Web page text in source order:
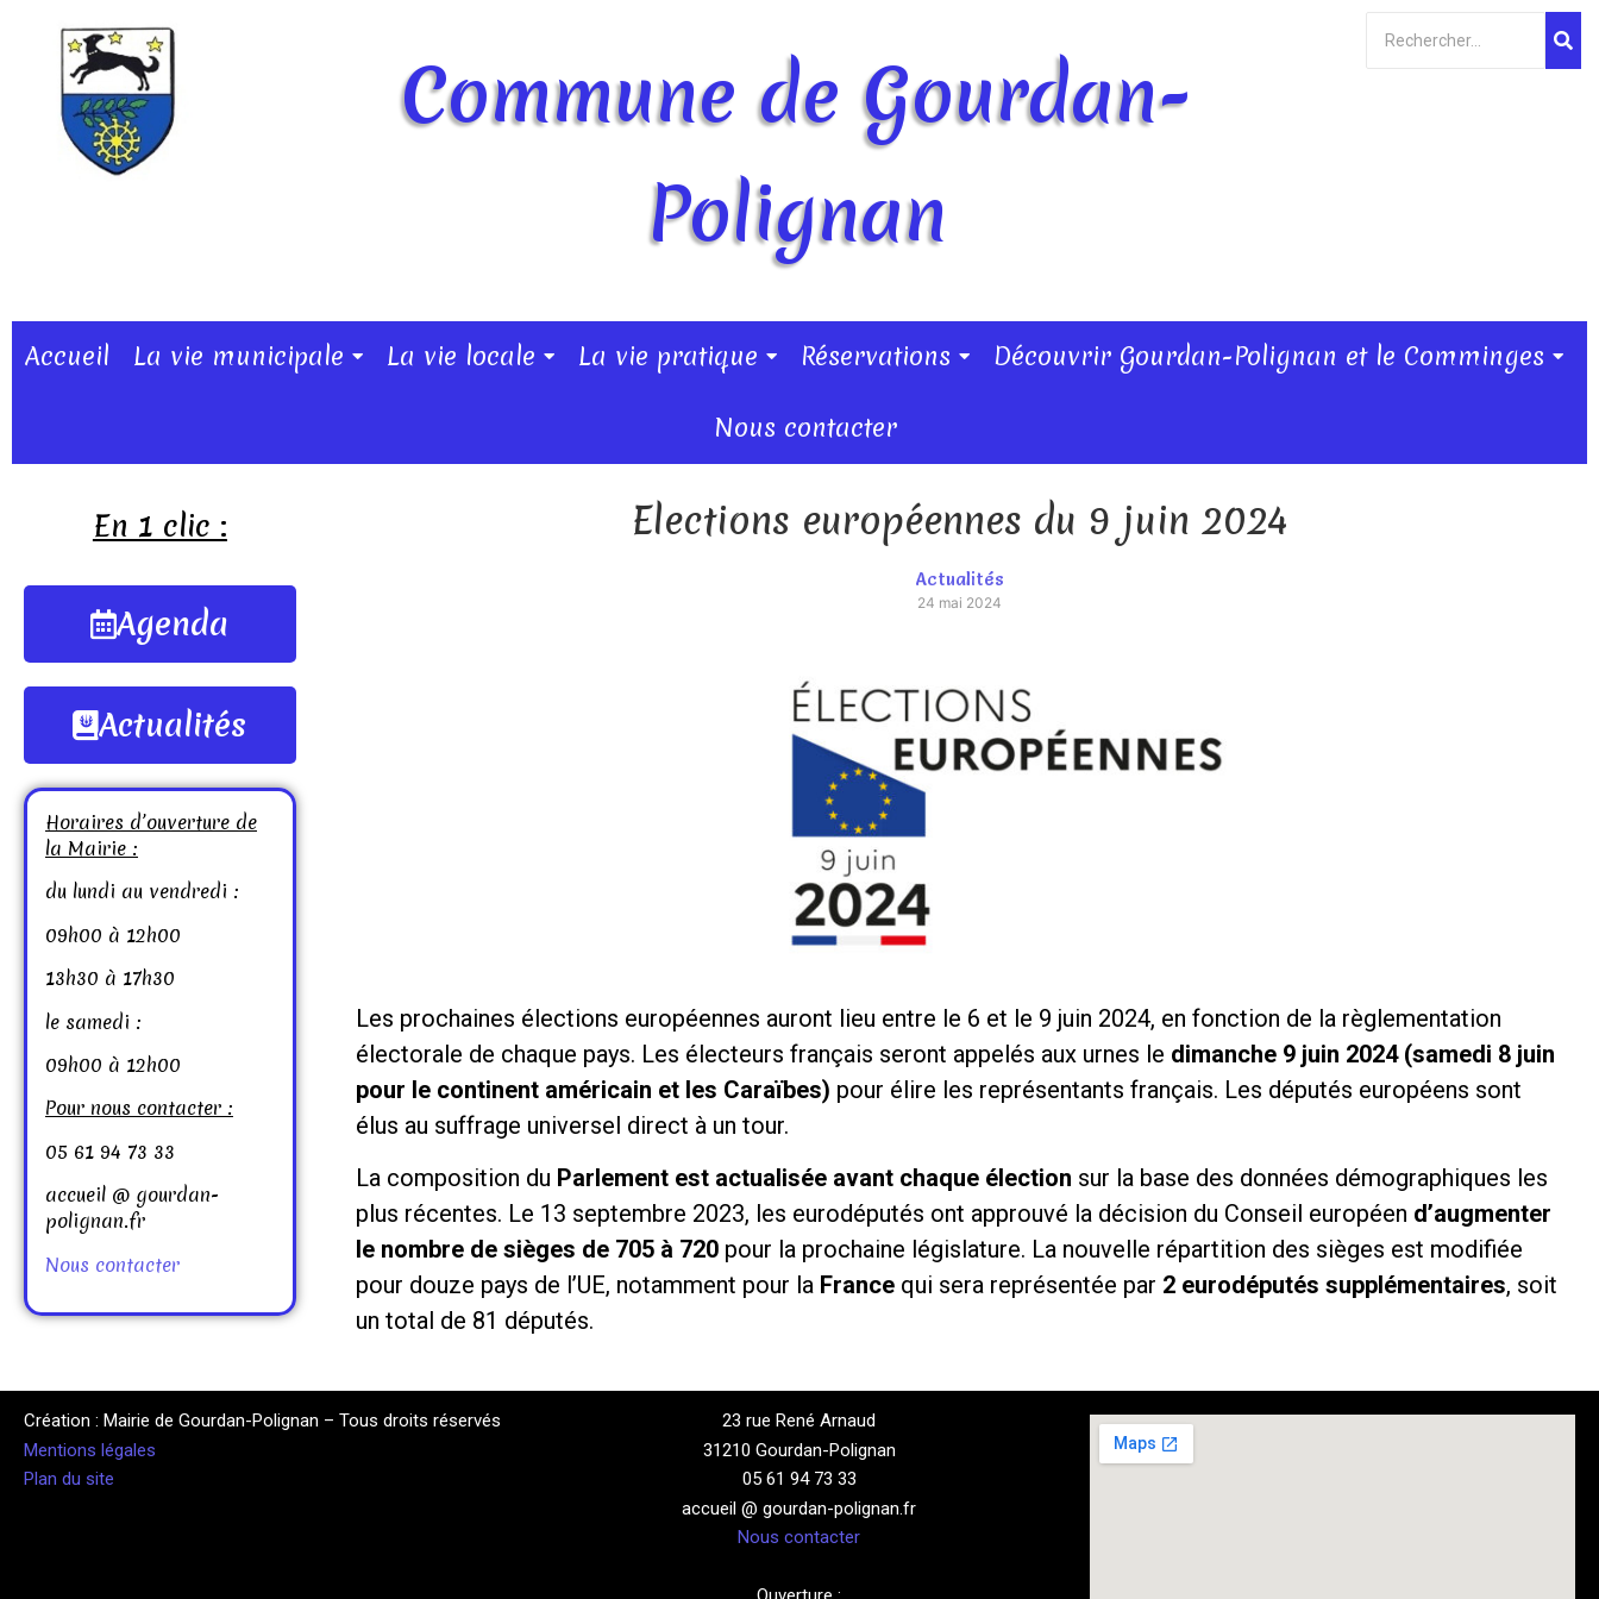
Commune de Gourdan-
Polignan
Accueil La vie municipale La vie locale La vie pratique Réservations Découvrir Gourdan-Polignan et le Comminges
Nous contacter
En 1 clic :
Agenda
Actualités
Horaires d’ouverture de
la Mairie :
du lundi au vendredi :
09h00 à 12h00
13h30 à 17h30
le samedi :
09h00 à 12h00
Pour nous contacter :
05 61 94 73 33
accueil @ gourdan-
polignan.fr
Nous contacter
Elections européennes du 9 juin 2024
Actualités
24 mai 2024
Les prochaines élections européennes auront lieu entre le 6 et le 9 juin 2024, en fonction de la règlementation
électorale de chaque pays. Les électeurs français seront appelés aux urnes le dimanche 9 juin 2024 (samedi 8 juin
pour le continent américain et les Caraïbes) pour élire les représentants français. Les députés européens sont
élus au suffrage universel direct à un tour.
La composition du Parlement est actualisée avant chaque élection sur la base des données démographiques les
plus récentes. Le 13 septembre 2023, les eurodéputés ont approuvé la décision du Conseil européen d’augmenter
le nombre de sièges de 705 à 720pour la prochaine législature. La nouvelle répartition des sièges est modifiée
pour douze pays de l’UE, notamment pour la Francequi sera représentée par 2 eurodéputés supplémentaires, soit
un total de 81 députés.
Création : Mairie de Gourdan-Polignan – Tous droits réservés
Mentions légales
Plan du site
23 rue René Arnaud
31210 Gourdan-Polignan
05 61 94 73 33
accueil @ gourdan-polignan.fr
Nous contacter